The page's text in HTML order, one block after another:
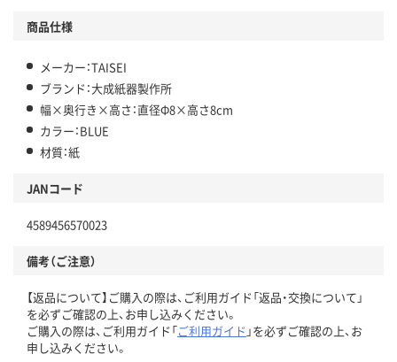
商品仕様
メーカー：TAISEI
ブランド：大成紙器製作所
幅×奥行き×高さ：直径Φ8×高さ8cm
カラー：BLUE
材質：紙
JANコード
4589456570023
備考（ご注意）
【返品について】ご購入の際は、ご利用ガイド「返品・交換について」
を必ずご確認の上、お申し込みください。
ご購入の際は、ご利用ガイド「ご利用ガイド 」を必ずご確認の上、お
申し込みください。